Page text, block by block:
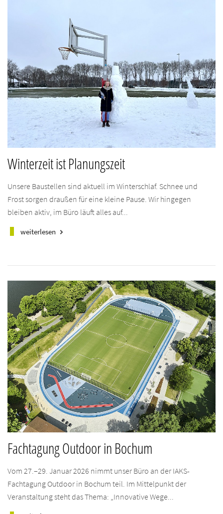
Winterzeit ist Planungszeit
Unsere Baustellen sind aktuell im Winterschlaf. Schnee und
Frost sorgen draußen für eine kleine Pause. Wir hingegen
bleiben aktiv, im Büro läuft alles auf...
weiterlesen keyboard_arrow_right
Fachtagung Outdoor in Bochum
Vom 27.–29. Januar 2026 nimmt unser Büro an der IAKS-
Fachtagung Outdoor in Bochum teil. Im Mittelpunkt der
Veranstaltung steht das Thema: „Innovative Wege...